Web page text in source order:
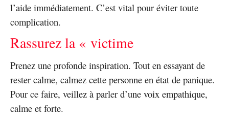
l’aide immédiatement. C’est vital pour éviter toute
complication.
Rassurez la « victime
Prenez une profonde inspiration. Tout en essayant de
rester calme, calmez cette personne en état de panique.
Pour ce faire, veillez à parler d’une voix empathique,
calme et forte.